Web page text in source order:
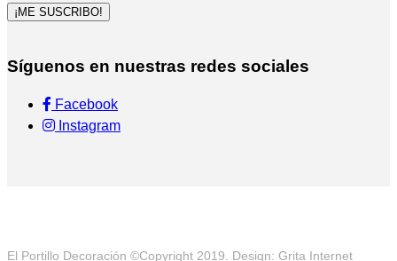
¡ME SUSCRIBO!
Síguenos en nuestras redes sociales
Facebook
Instagram
El Portillo Decoración ©Copyright 2019. Design: Grita Internet